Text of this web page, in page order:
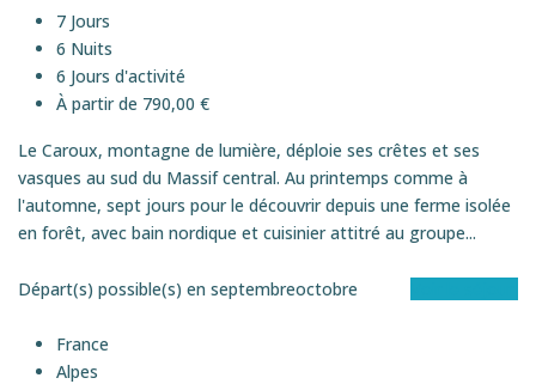
7 Jours
6 Nuits
6 Jours d'activité
À partir de 790,00 €
Le Caroux, montagne de lumière, déploie ses crêtes et ses
vasques au sud du Massif central. Au printemps comme à
l'automne, sept jours pour le découvrir depuis une ferme isolée
en forêt, avec bain nordique et cuisinier attitré au groupe...
Départ(s) possible(s) en septembreoctobre
France
Alpes